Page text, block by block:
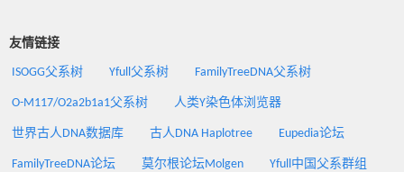
友情链接
ISOGG父系树 Yfull父系树 FamilyTreeDNA父系树
O-M117/O2a2b1a1父系树 人类Y染色体浏览器
世界古人DNA数据库 古人DNA Haplotree Eupedia论坛
FamilyTreeDNA论坛 莫尔根论坛Molgen Yfull中国父系群组